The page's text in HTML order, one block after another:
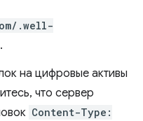
.well-
.
на цифровые активы
что сервер
Content-Type: